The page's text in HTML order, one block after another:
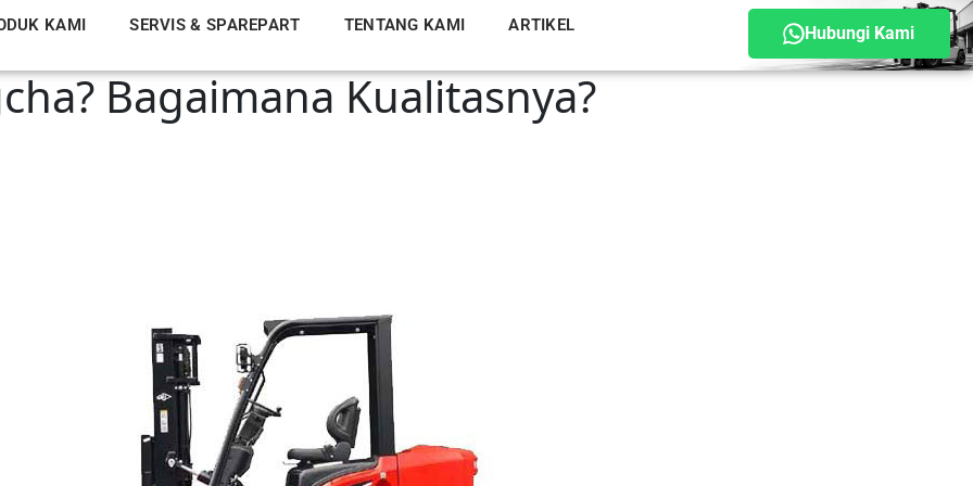
KAMI SERVIS & SPAREPART TENTANG KAMI ARTIKEL Hubungi Kami
Bagaimana Kualitasnya?